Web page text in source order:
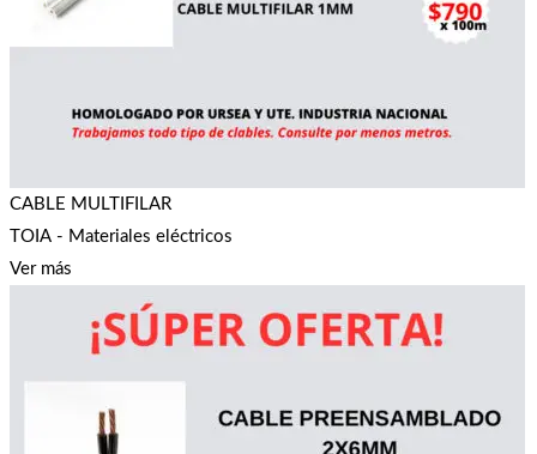
CABLE MULTIFILAR
TOIA - Materiales eléctricos
Ver más